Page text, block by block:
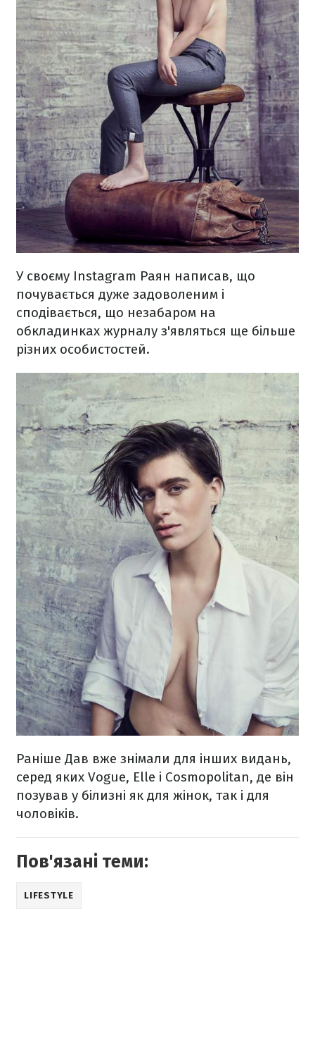
У своєму Instagram Раян написав, що
почувається дуже задоволеним і
сподівається, що незабаром на
обкладинках журналу з'являться ще більше
різних особистостей.
Раніше Дав вже знімали для інших видань,
серед яких Vogue, Elle і Cosmopolitan, де він
позував у білизні як для жінок, так і для
чоловіків.
Пов'язані теми:
LIFESTYLE